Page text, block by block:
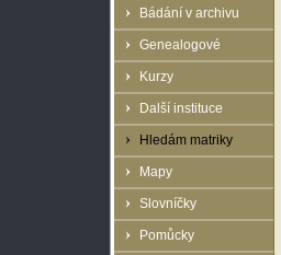
Bádání v archivu
Genealogové
Kurzy
Další instituce
Hledám matriky
Mapy
Slovníčky
Pomůcky